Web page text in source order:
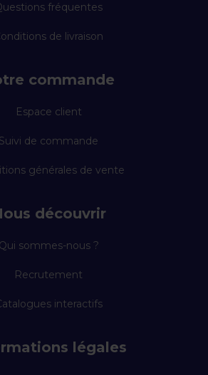
fréquentes
de livraison
commande
Espace client
Suivi de commande
générales de vente
découvrir
Qui sommes-nous ?
Recrutement
interactifs
légales